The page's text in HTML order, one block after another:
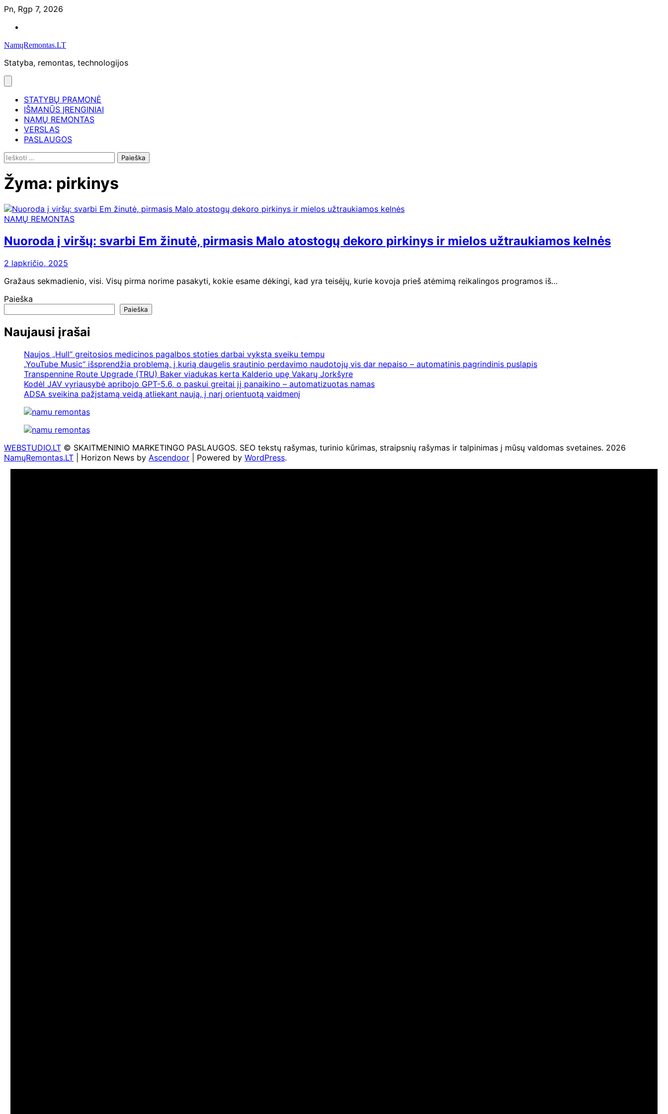
Skip
content
Pn, Rgp 7, 2026
NamųRemontas.LT
Statyba, remontas, technologijos
STATYBŲ PRAMONĖ
IŠMANŪS ĮRENGINIAI
NAMŲ REMONTAS
VERSLAS
PASLAUGOS
Ieškoti:
Žyma: pirkinys
NAMŲ REMONTAS
Nuoroda į viršų: svarbi Em žinutė, pirmasis Malo atostogų dekoro pirkinys ir mielos užtraukiamos kelnės
2 lapkričio, 2025
Gražaus sekmadienio, visi. Visų pirma norime pasakyti, kokie esame dėkingi, kad yra teisėjų, kurie kovoja prieš atėmimą reikalingos programos iš…
Paieška
Paieška
Naujausi įrašai
Naujos „Hull“ greitosios medicinos pagalbos stoties darbai vyksta sveiku tempu
„YouTube Music“ išsprendžia problemą, į kurią daugelis srautinio perdavimo naudotojų vis dar nepaiso – automatinis pagrindinis puslapis
Transpennine Route Upgrade (TRU) Baker viadukas kerta Kalderio upę Vakarų Jorkšyre
Kodėl JAV vyriausybė apribojo GPT-5.6, o paskui greitai jį panaikino – automatizuotas namas
ADSA sveikina pažįstamą veidą atliekant naują, į narį orientuotą vaidmenį
WEBSTUDIO.LT © SKAITMENINIO MARKETINGO PASLAUGOS. SEO tekstų rašymas, turinio kūrimas, straipsnių rašymas ir talpinimas į mūsų valdomas svetaines. 2026
NamųRemontas.LT | Horizon News by Ascendoor | Powered by WordPress.